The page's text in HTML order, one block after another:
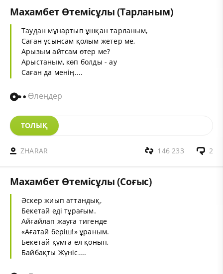
Махамбет Өтемісұлы (Тарланым)
Таудан мұнартып ұшқан тарланым,
Саған ұсынсам қолым жетер ме,
Арызым айтсам өтер ме?
Арыстаным, көп болды - ау
Саған да менің....
Өлеңдер
ТОЛЫҚ
ZHARAR 2
146 233
Махамбет Өтемісұлы (Соғыс)
Әскер жиып аттандық,
Бекетай еді тұрағым.
Айғайлап жауға тигенде
«Ағатай беріш!» ұраным.
Бекетай құмға ел қонып,
Байбақты Жүніс....